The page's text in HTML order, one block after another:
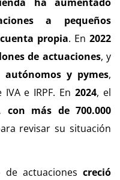
a pequeños
propia. En 2022
de actuaciones, y
autónomos y pymes,
e IRPF. En2024, el
con más de 700.000
revisar su situación
actuaciones creció